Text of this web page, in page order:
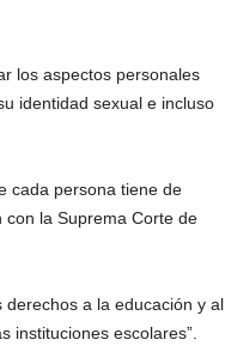
los aspectos personales
identidad sexual e incluso
cada persona tiene de
con la Suprema Corte de
a la educación y al
instituciones escolares”.